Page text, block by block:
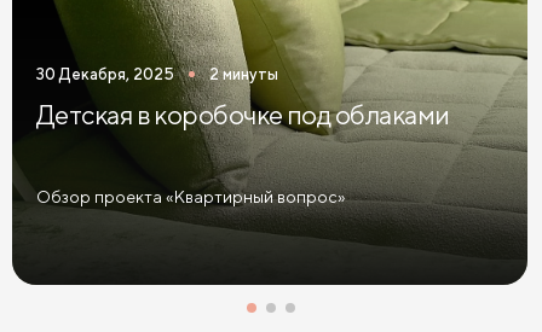
Коричневые прикроватные тумбы
Светлые прикроватные тумбы
Прикроватные тумбы графит
Желтые прикроватные тумбы
Красные прикроватные тумбы
30 Декабря, 2025 2 минуты
Детская в коробочке под облаками
Обзор проекта «Квартирный вопрос»